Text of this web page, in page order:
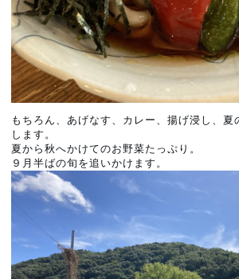
もちろん、あげなす、カレー、揚げ浸し、夏
します。
夏から秋へかけてのお野菜たっぷり。
９月半ばの旬を追いかけます。